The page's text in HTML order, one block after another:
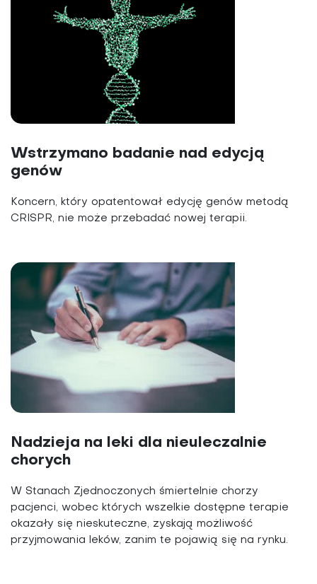
Wstrzymano badanie nad edycją
genów
Koncern, który opatentował edycję genów metodą
CRISPR, nie może przebadać nowej terapii.
Nadzieja na leki dla nieuleczalnie
chorych
W Stanach Zjednoczonych śmiertelnie chorzy
pacjenci, wobec których wszelkie dostępne terapie
okazały się nieskuteczne, zyskają możliwość
przyjmowania leków, zanim te pojawią się na rynku.